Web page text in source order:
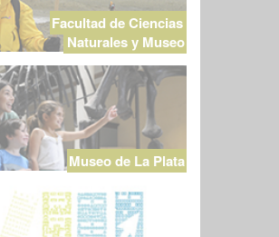
Facultad de Ciencias
Naturales y Museo
Museo de La Plata